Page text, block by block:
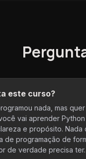
este curso?
nada, mas
vai aprender
e propósito.
de programação de
de verdade precisa